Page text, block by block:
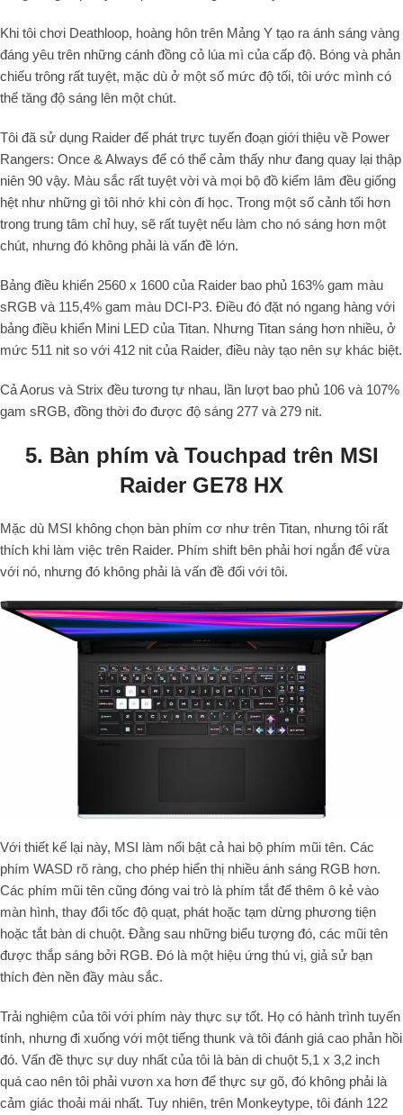
Khi tôi chơi Deathloop, hoàng hôn trên Mảng Y tạo ra ánh sáng vàng
đáng yêu trên những cánh đồng cỏ lúa mì của cấp độ. Bóng và phản
chiếu trông rất tuyệt, mặc dù ở một số mức độ tối, tôi ước mình có
thể tăng độ sáng lên một chút.
Tôi đã sử dụng Raider để phát trực tuyến đoạn giới thiệu về Power
Rangers: Once & Always để có thể cảm thấy như đang quay lại thập
niên 90 vậy. Màu sắc rất tuyệt vời và mọi bộ đồ kiểm lâm đều giống
hệt như những gì tôi nhớ khi còn đi học. Trong một số cảnh tối hơn
trong trung tâm chỉ huy, sẽ rất tuyệt nếu làm cho nó sáng hơn một
chút, nhưng đó không phải là vấn đề lớn.
Bảng điều khiển 2560 x 1600 của Raider bao phủ 163% gam màu
sRGB và 115,4% gam màu DCI-P3. Điều đó đặt nó ngang hàng với
bảng điều khiển Mini LED của Titan. Nhưng Titan sáng hơn nhiều, ở
mức 511 nit so với 412 nit của Raider, điều này tạo nên sự khác biệt.
Cả Aorus và Strix đều tương tự nhau, lần lượt bao phủ 106 và 107%
gam sRGB, đồng thời đo được độ sáng 277 và 279 nit.
5. Bàn phím và Touchpad trên MSI
Raider GE78 HX
Mặc dù MSI không chọn bàn phím cơ như trên Titan, nhưng tôi rất
thích khi làm việc trên Raider. Phím shift bên phải hơi ngắn để vừa
với nó, nhưng đó không phải là vấn đề đối với tôi.
Với thiết kế lại này, MSI làm nổi bật cả hai bộ phím mũi tên. Các
phím WASD rõ ràng, cho phép hiển thị nhiều ánh sáng RGB hơn.
Các phím mũi tên cũng đóng vai trò là phím tắt để thêm ô kẻ vào
màn hình, thay đổi tốc độ quạt, phát hoặc tạm dừng phương tiện
hoặc tắt bàn di chuột. Đằng sau những biểu tượng đó, các mũi tên
được thắp sáng bởi RGB. Đó là một hiệu ứng thú vị, giả sử bạn
thích đèn nền đầy màu sắc.
Trải nghiệm của tôi với phím này thực sự tốt. Họ có hành trình tuyến
tính, nhưng đi xuống với một tiếng thunk và tôi đánh giá cao phản hồi
đó. Vấn đề thực sự duy nhất của tôi là bàn di chuột 5,1 x 3,2 inch
quá cao nên tôi phải vươn xa hơn để thực sự gõ, đó không phải là
cảm giác thoải mái nhất. Tuy nhiên, trên Monkeytype, tôi đánh 122